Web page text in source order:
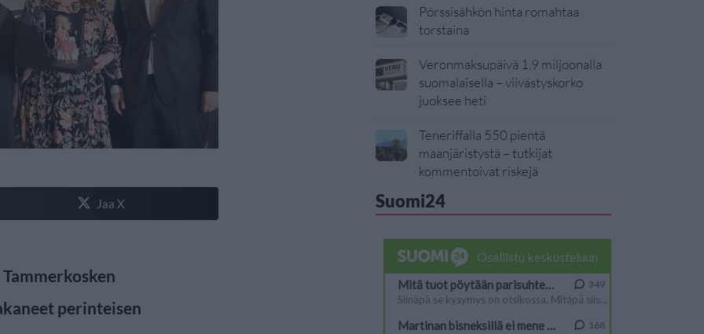
Jaa X
perinteisen
Pörssisähkön hinta romahtaa
torstaina
Veronmaksupäivä 1,9 miljoonalla
suomalaisella – viivästyskorko
juoksee heti
Teneriffalla 550 pientä
maanjäristystä – tutkijat
kommentoivat riskejä
Suomi24